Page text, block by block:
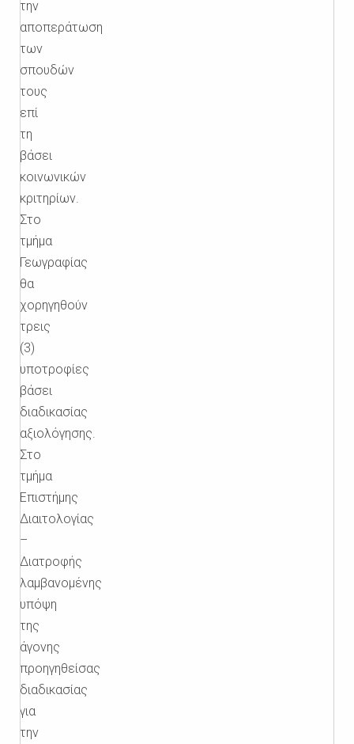
την
αποπεράτωση
των
σπουδών
τους
επί
τη
βάσει
κοινωνικών
κριτηρίων.
Στο
τμήμα
Γεωγραφίας
θα
χορηγηθούν
τρεις
(3)
υποτροφίες
βάσει
διαδικασίας
αξιολόγησης.
Στο
τμήμα
Επιστήμης
Διαιτολογίας
–
Διατροφής
λαμβανομένης
υπόψη
της
άγονης
προηγηθείσας
διαδικασίας
για
την